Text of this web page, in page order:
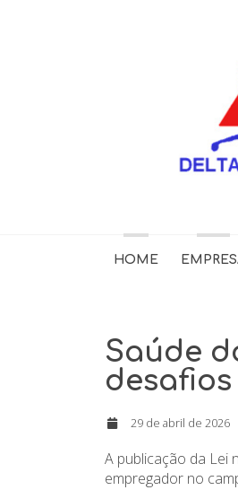
HOME
Saúde
desafios
29 de abril de 2026
A publicação da Lei
empregador no